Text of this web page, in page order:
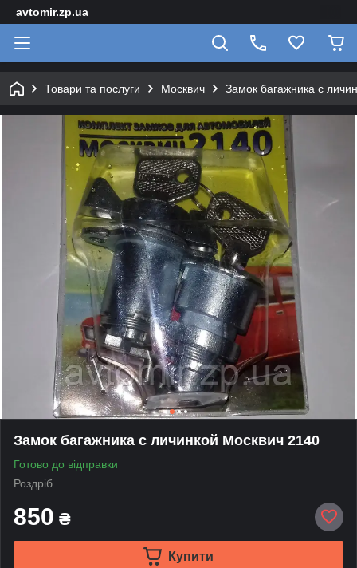
avtomir.zp.ua
Товари та послуги Москвич Замок багажника с
Замок багажника с личинкой Москвич 2140
Готово до відправки
Роздріб
850 ₴
Купити